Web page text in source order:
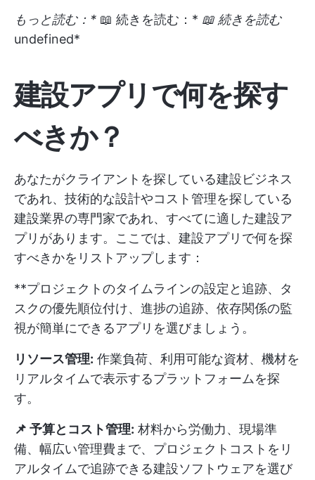
もっと読む：* 📖 続きを読む：* 📖 続きを読む
undefined*
建設アプリで何を探す
べきか？
あなたがクライアントを探している建設ビジネス
であれ、技術的な設計やコスト管理を探している
建設業界の専門家であれ、すべてに適した建設ア
プリがあります。ここでは、建設アプリで何を探
すべきかをリストアップします：
**プロジェクトのタイムラインの設定と追跡、タ
スクの優先順位付け、進捗の追跡、依存関係の監
視が簡単にできるアプリを選びましょう。
リソース管理: 作業負荷、利用可能な資材、機材を
リアルタイムで表示するプラットフォームを探
す。
📌 予算とコスト管理: 材料から労働力、現場準
備、幅広い管理費まで、プロジェクトコストをリ
アルタイムで追跡できる建設ソフトウェアを選び